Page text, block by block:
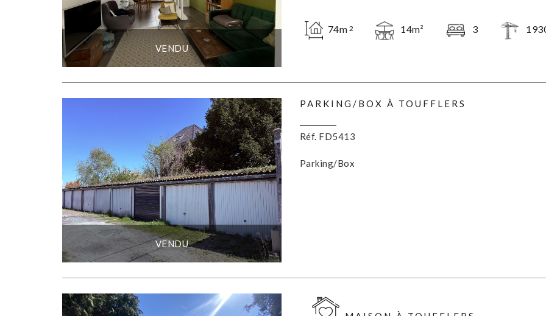
VENDU
74m 2 14m² 3
VENDU
PARKING/BOX À TOUFFLERS
Réf. FD5413
Parking/Box